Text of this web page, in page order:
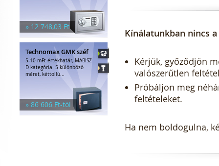
» 12 748,03 Ft
Technomax GMK széf
5-10 mFt értékhatár, MABISZ
D kategória. 5 különböző
méret, kéttollú...
» 86 606 Ft-tól
Kínálatunkban nincs
Kérjük, győződjön
valószerűtlen
Próbáljon meg
feltételeket.
Ha nem boldogulna,